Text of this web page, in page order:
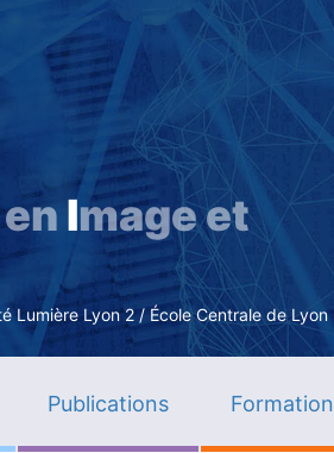
Aller
contenu
principal
Image et
Lumière Lyon 2 / École Centrale de Lyon
Publications Formation